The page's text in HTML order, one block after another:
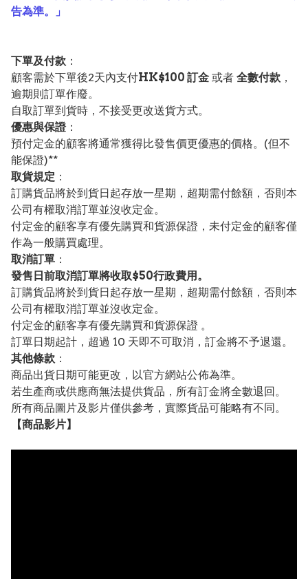
告為準。」
下單及付款 ：
顧客需於下單後2天內支付HK$100 訂金 或者 全數付款 ，
逾期則訂單作廢。
自取訂單到貨時，不接受更改送貨方式。
優惠與保證：
預付定金的顧客將通常獲得比發售價更優惠的價格。(但不
能保證)**
取貨規定 ：
訂購貨品將於到貨日起存放一星期，超期需付餘額，否則本
公司有權取消訂單並沒收定金。
付定金的顧客享有優先購買和貨源保證，未付定金的顧客僅
作為一般購買處理。
取消訂單 ：
發售日前取消訂單將收取$50行政費用。
訂購貨品將於到貨日起存放一星期，超期需付餘額，否則本
公司有權取消訂單並沒收定金。
付定金的顧客享有優先購買和貨源保證 。
訂單日期起計，超過 10 天即不可取消，訂金將不予退還。
其他條款 ：
商品出貨日期可能更改，以官方網站公佈為準。
若生產商或供應商無法提供貨品，所有訂金將全數退回。
所有商品圖片及影片僅供參考，實際貨品可能略有不同。
【商品影片】